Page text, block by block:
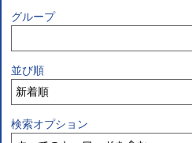
グループ
並び順
検索オプション